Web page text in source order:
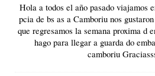
Hola a todos el año pasado viajamos
pcia de bs as a Camboriu nos
que regresamos la semana proxima d
hago para llegar a guarda do
camboriu